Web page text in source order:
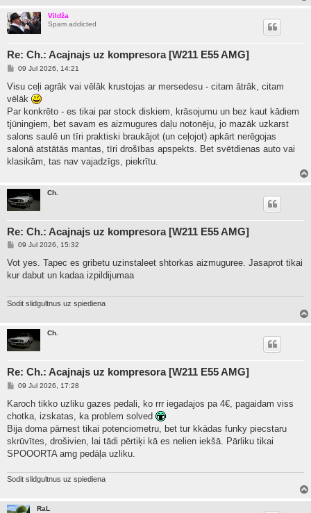
Vildža
Spam addicted
Re: Ch.: Acajnajs uz kompresora [W211 E55 AMG]
P
s
09 Jul 2026, 14:21
Visu ceļi agrāk vai vēlāk krustojas ar mersedesu - citam ātrāk, citam
vēlāk
Par konkrēto - es tikai par stock diskiem, krāsojumu un bez kaut kādiem
tjūningiem, bet savam es aizmugures daļu notonēju, jo mazāk uzkarst
salons saulē un tīri praktiski braukājot (un ceļojot) apkārt nerēgojas
salonā atstātās mantas, tīri drošības apspekts. Bet svētdienas auto vai
klasikām, tas nav vajadzīgs, piekrītu.
Ch.
Re: Ch.: Acajnajs uz kompresora [W211 E55 AMG]
P
s
09 Jul 2026, 15:32
Vot yes. Tapec es gribetu uzinstaleet shtorkas aizmuguree. Jasaprot tikai
kur dabut un kadaa izpildijumaa
Sodit slidgultnus uz spiediena
Ch.
Re: Ch.: Acajnajs uz kompresora [W211 E55 AMG]
P
s
09 Jul 2026, 17:28
Karoch tikko uzliku gazes pedali, ko rrr iegadajos pa 4€, pagaidam viss
chotka, izskatas, ka problem solved
Bija doma pārnest tikai potenciometru, bet tur kkādas funky piecstaru
skrūvītes, drošivien, lai tādi pērtiķi kā es nelien iekšā. Pārliku tikai
SPOOORTA amg pedāļa uzliku.
Sodit slidgultnus uz spiediena
RaL